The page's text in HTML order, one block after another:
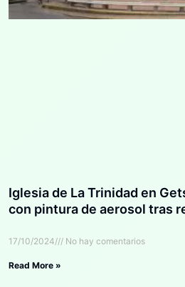
Iglesia de La Trinidad en
con pintura de aerosol tras
17/10/2024 No hay comentarios
Read More »